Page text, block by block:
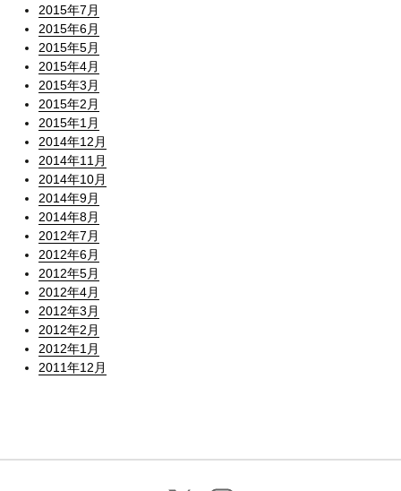
2015年7月
2015年6月
2015年5月
2015年4月
2015年3月
2015年2月
2015年1月
2014年12月
2014年11月
2014年10月
2014年9月
2014年8月
2012年7月
2012年6月
2012年5月
2012年4月
2012年3月
2012年2月
2012年1月
2011年12月